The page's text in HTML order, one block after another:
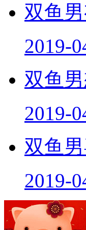
双鱼
2019-
双鱼
2019-
双鱼
2019-